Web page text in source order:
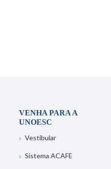
VENHA PARA A
UNOESC
Vestibular
Sistema ACAFE